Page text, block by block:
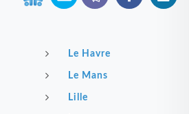
Le Havre
Le Mans
Lille